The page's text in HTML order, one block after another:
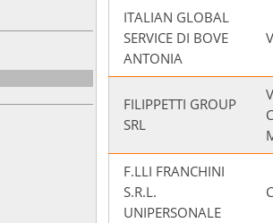
ITALIAN GLOBAL
SERVICE DI BOVE
ANTONIA
FILIPPETTI GROUP
SRL
F.LLI FRANCHINI
S.R.L.
UNIPERSONALE